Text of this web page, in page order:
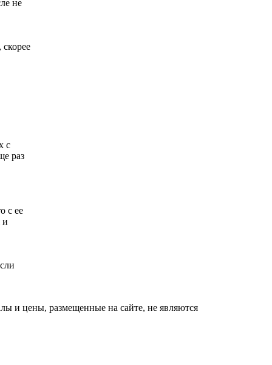
не
с
раз
с ее
и
и цены, размещенные на сайте, не являются